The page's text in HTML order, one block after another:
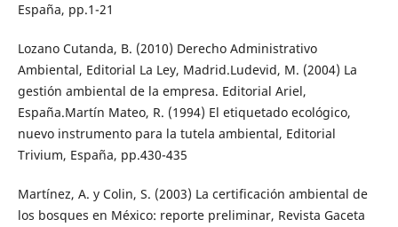
España, pp.1-21
Lozano Cutanda, B. (2010) Derecho Administrativo
Ambiental, Editorial La Ley, Madrid.Ludevid, M. (2004) La
gestión ambiental de la empresa. Editorial Ariel,
España.Martín Mateo, R. (1994) El etiquetado ecológico,
nuevo instrumento para la tutela ambiental, Editorial
Trivium, España, pp.430-435
Martínez, A. y Colin, S. (2003) La certificación ambiental de
los bosques en México: reporte preliminar, Revista Gaceta